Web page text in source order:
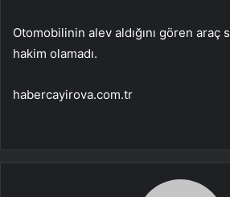
Otomobilinin alev aldığını gören araç
hakim olamadı.
habercayirova.com.tr